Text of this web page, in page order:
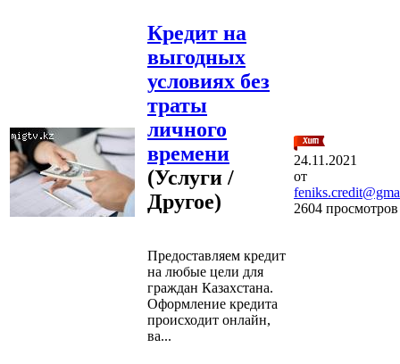
Кредит на
выгодных
условиях без
траты
личного
времени
(Услуги /
Другое)
Предоставляем кредит
на любые цели для
граждан Казахстана.
Оформление кредита
происходит онлайн,
ва...
24.11.2021
от
2604 просмотров